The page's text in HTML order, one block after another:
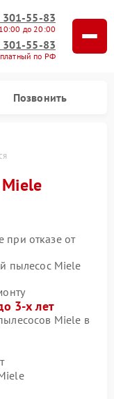
301-55-83
до 20:00
301-55-83
по РФ
Позвонить
Miele
при отказе от
пылесос Miele
3-х лет
Miele в